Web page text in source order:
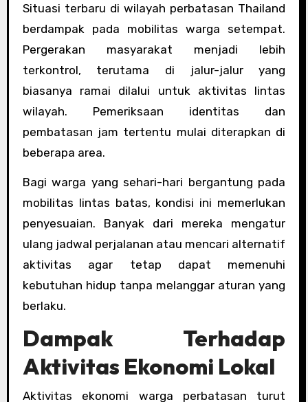
Situasi terbaru di wilayah perbatasan Thailand
berdampak pada mobilitas warga setempat.
Pergerakan masyarakat menjadi lebih
terkontrol, terutama di jalur-jalur yang
biasanya ramai dilalui untuk aktivitas lintas
wilayah. Pemeriksaan identitas dan
pembatasan jam tertentu mulai diterapkan di
beberapa area.
Bagi warga yang sehari-hari bergantung pada
mobilitas lintas batas, kondisi ini memerlukan
penyesuaian. Banyak dari mereka mengatur
ulang jadwal perjalanan atau mencari alternatif
aktivitas agar tetap dapat memenuhi
kebutuhan hidup tanpa melanggar aturan yang
berlaku.
Dampak Terhadap
Aktivitas Ekonomi Lokal
Aktivitas ekonomi warga perbatasan turut